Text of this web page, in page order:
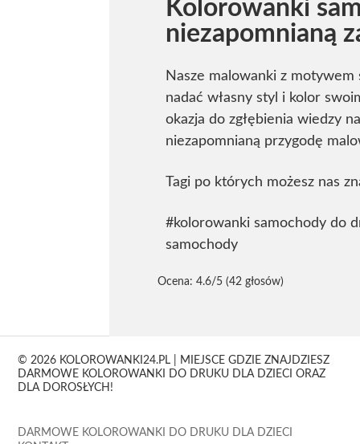
Kolorowanki
niezapomnianą
Nasze malowanki z motywem
nadać własny styl i kolor
okazja do zgłębienia wiedzy
niezapomnianą przygodę
Tagi po których możesz nas
#kolorowanki samochody do
samochody
Ocena: 4.6/5 (42 głosów)
© 2026 KOLOROWANKI24.PL | MIEJSCE GDZIE ZNAJDZIESZ
DARMOWE KOLOROWANKI DO DRUKU DLA DZIECI ORAZ
DLA DOROSŁYCH!
DARMOWE KOLOROWANKI DO DRUKU DLA DZIECI